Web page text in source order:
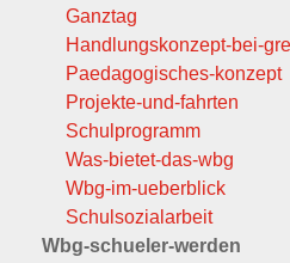
Ganztag
Handlungskonzept-bei-
Paedagogisches-konzept
Projekte-und-fahrten
Schulprogramm
Was-bietet-das-wbg
Wbg-im-ueberblick
Schulsozialarbeit
Wbg-schueler-werden